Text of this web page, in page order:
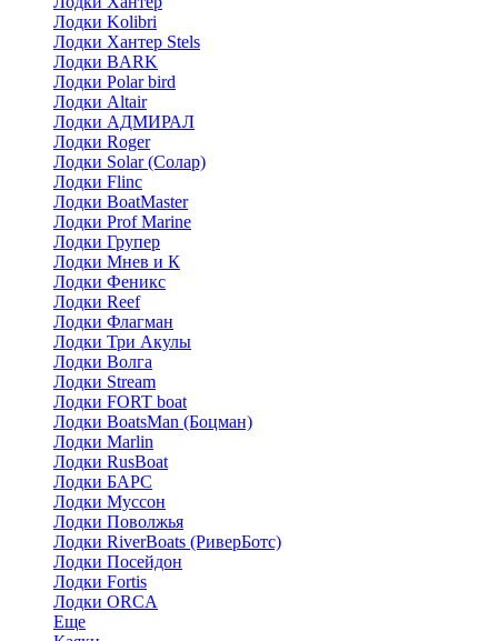
Лодки Kolibri
Лодки Хантер Stels
Лодки BARK
Лодки Polar bird
Лодки Altair
Лодки АДМИРАЛ
Лодки Roger
Лодки Solar (Солар)
Лодки Flinc
Лодки BoatMaster
Лодки Prof Marine
Лодки Групер
Лодки Мнев и К
Лодки Феникс
Лодки Reef
Лодки Флагман
Лодки Три Акулы
Лодки Волга
Лодки Stream
Лодки FORT boat
Лодки BoatsMan (Боцман)
Лодки Marlin
Лодки RusBoat
Лодки БАРС
Лодки Муссон
Лодки Поволжья
Лодки RiverBoats (РиверБотс)
Лодки Посейдон
Лодки Fortis
Лодки ORCA
Еще